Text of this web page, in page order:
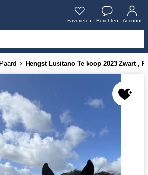
Favorieten Berichten Account
Paard Hengst Lusitano Te koop 2023 Zwart ,